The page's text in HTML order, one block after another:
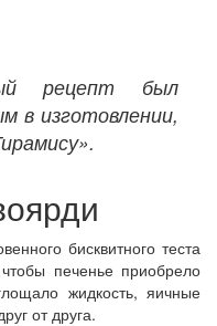
рецепт был
в изготовлении,
бисквитного теста
печенье приобрело
жидкость, яичные
от друга.